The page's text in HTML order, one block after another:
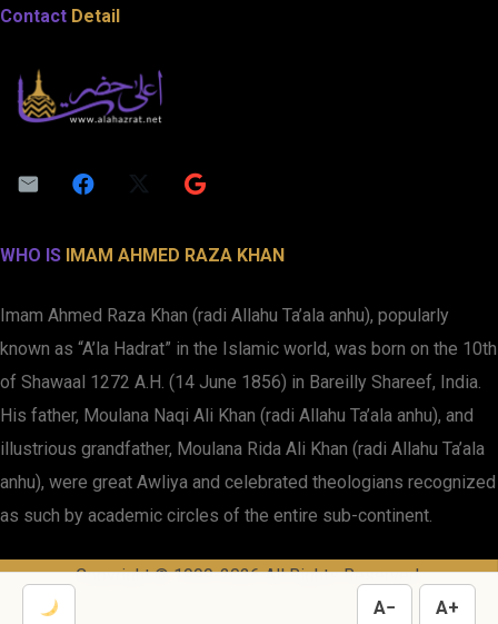
A− A+
Contact Detail
WHO IS IMAM AHMED RAZA KHAN
Imam Ahmed Raza Khan (radi Allahu Ta’ala anhu), popularly
known as “A’la Hadrat” in the Islamic world, was born on the 10th
of Shawaal 1272 A.H. (14 June 1856) in Bareilly Shareef, India.
His father, Moulana Naqi Ali Khan (radi Allahu Ta’ala anhu), and
illustrious grandfather, Moulana Rida Ali Khan (radi Allahu Ta’ala
anhu), were great Awliya and celebrated theologians recognized
as such by academic circles of the entire sub-continent.
Copyright © 1999-2026 All Rights Reserved.